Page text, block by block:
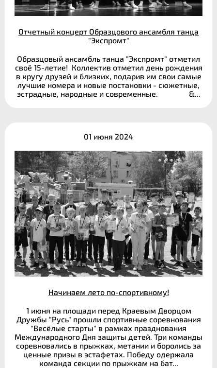
Отчетный концерт Образцового ансамбля танца
"Экспромт"
Образцовый ансамбль танца "Экспромт" отметил
своё 15-летие! Коллектив отметил день рождения
в кругу друзей и близких, подарив им свои самые
лучшие номера и новые постановки - сюжетные,
эстрадные, народные и современные. &...
01 июня 2024
Начинаем лето по-спортивному!
1 июня на площади перед Краевым Дворцом
Дружбы "Русь" прошли спортивные соревнования
"Весёлые старты" в рамках празднования
Международного Дня защиты детей. Три команды
соревновались в прыжках, метании и боролись за
ценные призы в эстафетах. Победу одержала
команда секции по прыжкам на бат...